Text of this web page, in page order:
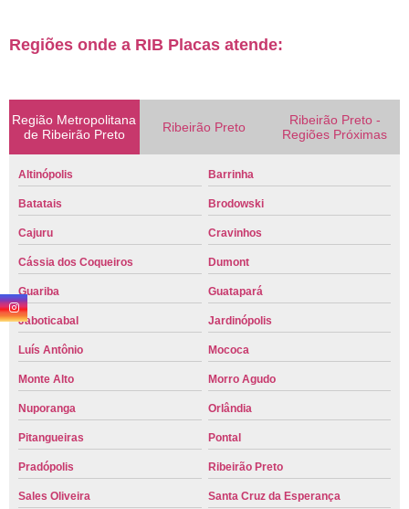
Regiões onde a RIB Placas atende:
Região Metropolitana
de Ribeirão Preto
Ribeirão Preto
Ribeirão Preto -
Regiões Próximas
Altinópolis Barrinha
Batatais Brodowski
Cajuru Cravinhos
Cássia dos Coqueiros Dumont
Guariba Guatapará
Jaboticabal Jardinópolis
Luís Antônio Mococa
Monte Alto Morro Agudo
Nuporanga Orlândia
Pitangueiras Pontal
Pradópolis Ribeirão Preto
Sales Oliveira Santa Cruz da Esperança